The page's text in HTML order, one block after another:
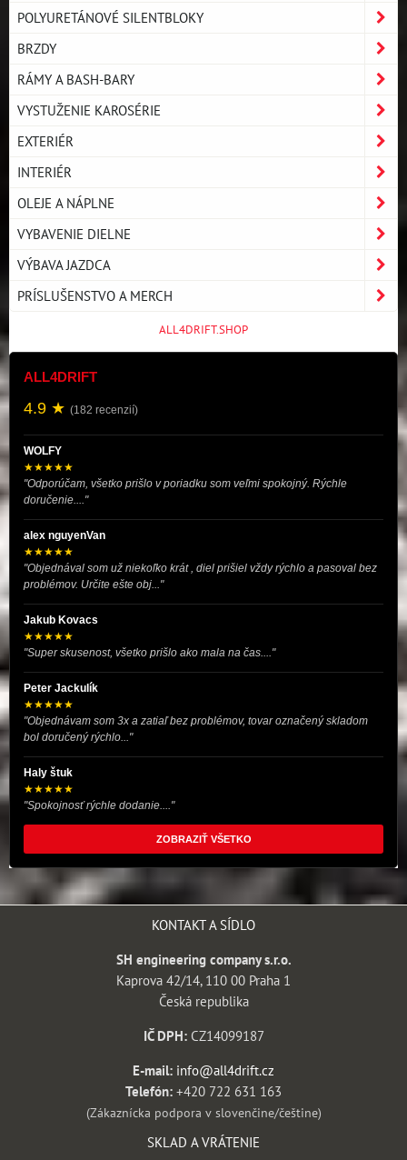
POLYURETÁNOVÉ SILENTBLOKY
BRZDY
RÁMY A BASH-BARY
VYSTUŽENIE KAROSÉRIE
EXTERIÉR
INTERIÉR
OLEJE A NÁPLNE
VYBAVENIE DIELNE
VÝBAVA JAZDCA
PRÍSLUŠENSTVO A MERCH
ALL4DRIFT.SHOP
ALL4DRIFT
4.9 ★ (182 recenzií)
WOLFY
★★★★★
"Odporúčam, všetko prišlo v poriadku som veľmi spokojný. Rýchle
doručenie...."
alex nguyenVan
★★★★★
"Objednával som už niekoľko krát , diel prišiel vždy rýchlo a pasoval bez
problémov. Určite ešte obj..."
Jakub Kovacs
★★★★★
"Super skusenost, všetko prišlo ako mala na čas...."
Peter Jackulík
★★★★★
"Objednávam som 3x a zatiaľ bez problémov, tovar označený skladom
bol doručený rýchlo..."
Haly štuk
★★★★★
"Spokojnosť rýchle dodanie...."
ZOBRAZIŤ VŠETKO
KONTAKT A SÍDLO
SH engineering company s.r.o.
Kaprova 42/14, 110 00 Praha 1
Česká republika
IČ DPH:CZ14099187
E-mail: info@all4drift.cz
Telefón: +420 722 631 163
(Zákaznícka podpora v slovenčine/češtine)
SKLAD A VRÁTENIE